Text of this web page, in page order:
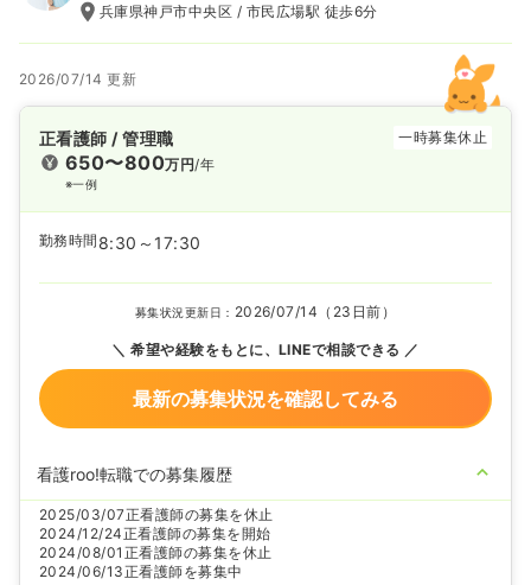
兵庫県神戸市中央区 / 市民広場駅 徒歩6分
2026/07/14 更新
正看護師 / 管理職 一時募集休止
650〜800万円/年
※一例
勤務時間 8:30～17:30
募集状況更新日： 2026/07/14（23日前）
希望や経験をもとに、LINEで相談できる
最新の募集状況を確認してみる
看護roo!転職での募集履歴
2025/03/07正看護師の募集を休止
2024/12/24正看護師の募集を開始
2024/08/01 正看護師の募集を休止
2024/06/13正看護師を募集中